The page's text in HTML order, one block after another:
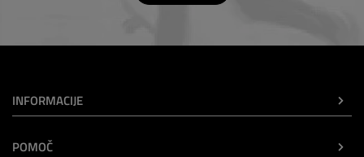
INFORMACIJE
POMOČ